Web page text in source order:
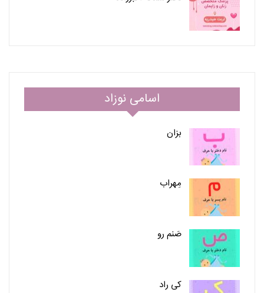
اسامی نوزاد
بزان
مِهراب
صَنم رو
کی راد